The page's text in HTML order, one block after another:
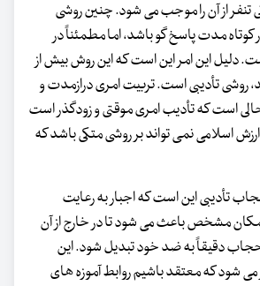
تنفر از آن را موجب می شود. چنین روشی
مدت پاسخ گو باشد، اما مطمئناً در
دلیل این امر این است که این روش بیش از
روشی تأدیبی است. تربیت امری درازمدت و
حالی است که تأدیب امری موقتی و زودگذر است
اسلامی نمی تواند بر روشی متکی باشد که
تأدیبی این است که اجبار به رعایت
مشخص باعث می شود تا در خارج از آن
دقیقاً به ضد خود تبدیل شود. این
می شود که معتقد باشیم روابط آموزه های